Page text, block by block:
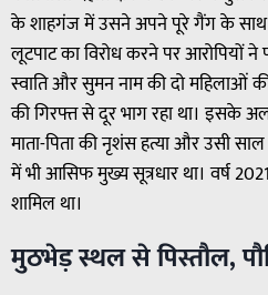
के शाहगंज में उसने अपने पूरे गैंग के साथ
लूटपाट का विरोध करने पर आरोपियों
स्वाति और सुमन नाम की दो महिलाओं
की गिरफ्त से दूर भाग रहा था। इसके
माता-पिता की नृशंस हत्या और उसी
में भी आसिफ मुख्य सूत्रधार था। वर्ष
शामिल था।
मुठभेड़ स्थल से पिस्तौल,